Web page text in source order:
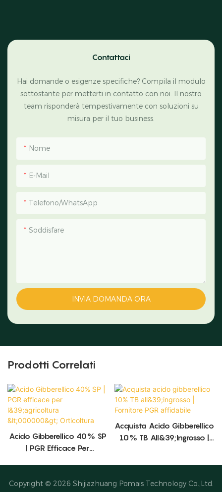
Contattaci
Hai domande o esigenze specifiche? Compila il modulo
sottostante per metterti in contatto con noi. Il nostro
team risponderà tempestivamente con soluzioni su
misura per il tuo business.
Nome
E-Mail
Telefono/WhatsApp
Soddisfare
INVIA DOMANDA ORA
Prodotti Correlati
Acido Gibberellico 40% SP
| PGR Efficace Per
Acquista Acido Gibberellico
10% TB All&39;ingrosso |
Copyright © 2026 Shijiazhuang Pomais Technology Co.,Ltd.